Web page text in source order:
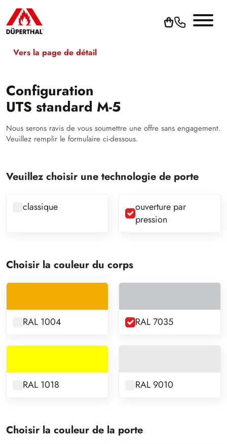
Vers la page de détail
Configuration
UTS standard M-5
Nous serons ravis de vous soumettre une offre sans engagement.
Veuillez remplir le formulaire ci-dessous.
Veuillez choisir une technologie de porte
classique
ouverture par
pression
Choisir la couleur du corps
RAL 1004 RAL 7035
RAL 1018 RAL 9010
Choisir la couleur de la porte